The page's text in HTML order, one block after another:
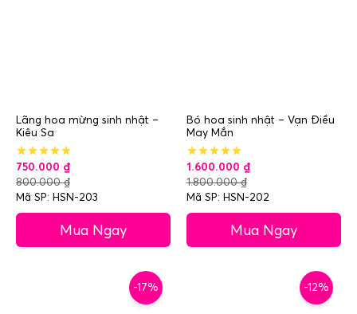
Lãng hoa mừng sinh nhật –
Kiêu Sa
750.000 ₫
800.000₫
Mã SP: HSN-203
Mua Ngay
Bó hoa sinh nhật – Vạn Điều
May Mắn
1.600.000 ₫
1.800.000₫
Mã SP: HSN-202
Mua Ngay
-17% -12%